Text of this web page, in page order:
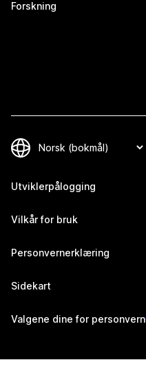
Forskning
Utviklerpålogging
Vilkår for bruk
Personvernerklæring
Sidekart
Valgene dine for personvern